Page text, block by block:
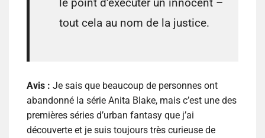
tout cela au nom de la justice.
Avis : Je sais que beaucoup de personnes ont
abandonné la série Anita Blake, mais c’est une des
premières séries d’urban fantasy que j’ai
découverte et je suis toujours très curieuse de